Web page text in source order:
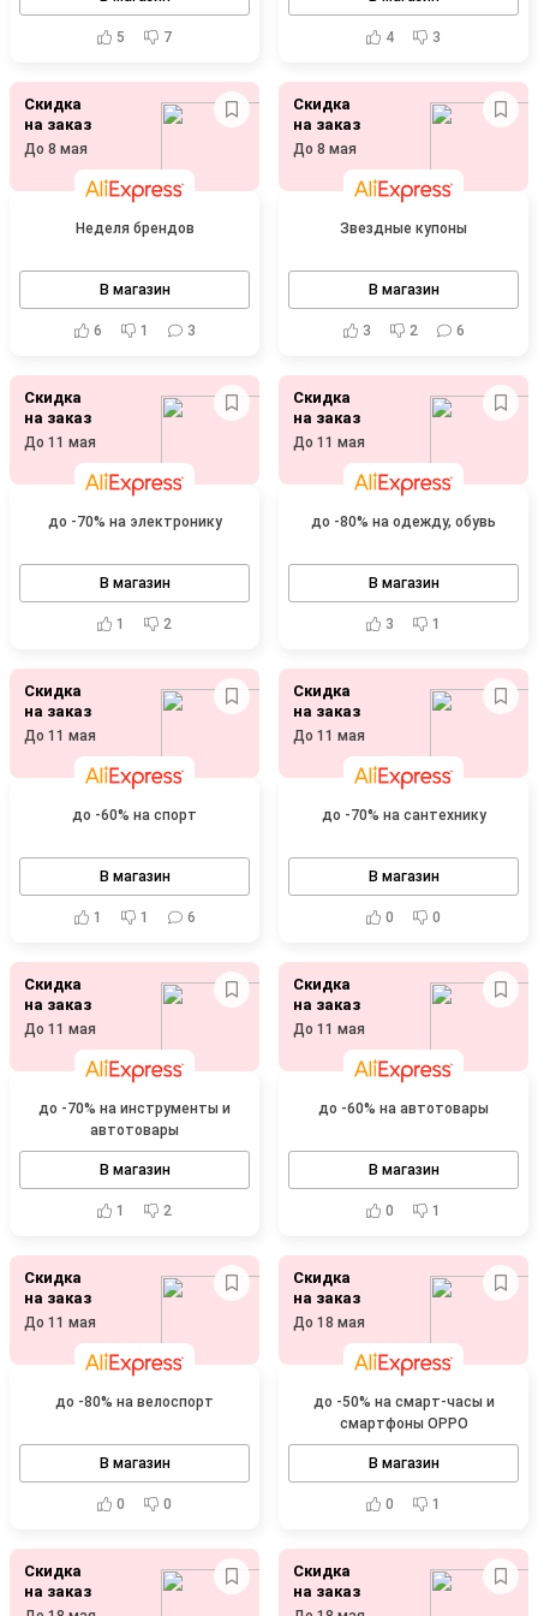
5 7 4 3
Скидка
на заказ
До 8 мая
Неделя брендов
В магазин
6 1 3
Скидка
на заказ
До 8 мая
Звездные купоны
В магазин
3 2 6
Скидка
на заказ
До 11 мая
до -70% на электронику
В магазин
1 2
Скидка
на заказ
До 11 мая
до -80% на одежду, обувь
В магазин
3 1
Скидка
на заказ
До 11 мая
до -60% на спорт
В магазин
1 1 6
Скидка
на заказ
До 11 мая
до -70% на сантехнику
В магазин
0 0
Скидка
на заказ
До 11 мая
до -70% на инструменты и
автотовары
В магазин
1 2
Скидка
на заказ
До 11 мая
до -60% на автотовары
В магазин
0 1
Скидка
на заказ
До 11 мая
до -80% на велоспорт
В магазин
0 0
Скидка
на заказ
До 18 мая
до -50% на смарт-часы и
смартфоны OPPO
В магазин
0 1
Скидка
на заказ
Скидка
на заказ